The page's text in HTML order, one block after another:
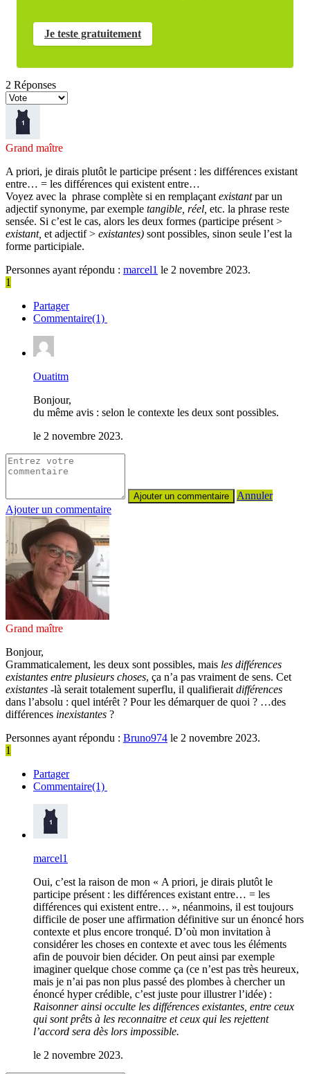
Je teste gratuitement
2 Réponses
Grand maître
A priori, je dirais plutôt le participe présent : les différences existant
entre… = les différences qui existent entre…
Voyez avec la phrase complète si en remplaçant existantpar un
adjectif synonyme, par exemple tangible, réel, etc. la phrase reste
sensée. Si c’est le cas, alors les deux formes (participe présent >
existant, et adjectif > existantes) sont possibles, sinon seule l’est la
forme participiale.
Personnes ayant répondu : marcel1 le 2 novembre 2023.
1
Partager
Commentaire(1)
Ouatitm
Bonjour,
du même avis : selon le contexte les deux sont possibles.
le 2 novembre 2023.
Annuler
Ajouter un commentaire
Grand maître
Bonjour,
Grammaticalement, les deux sont possibles, mais les différences
existantes entre plusieurs choses, ça n’a pas vraiment de sens. Cet
existantes -là serait totalement superflu, il qualifierait différences
dans l’absolu : quel intérêt ? Pour les démarquer de quoi ? …des
différences inexistantes ?
Personnes ayant répondu : Bruno974 le 2 novembre 2023.
1
Partager
Commentaire(1)
marcel1
Oui, c’est la raison de mon « A priori, je dirais plutôt le
participe présent : les différences existant entre… = les
différences qui existent entre… », néanmoins, il est toujours
difficile de poser une affirmation définitive sur un énoncé hors
contexte et plus encore tronqué. D’où mon invitation à
considérer les choses en contexte et avec tous les éléments
afin de pouvoir bien décider. On peut ainsi par exemple
imaginer quelque chose comme ça (ce n’est pas très heureux,
mais je n’ai pas non plus passé des plombes à chercher un
énoncé hyper crédible, c’est juste pour illustrer l’idée) :
Raisonner ainsi occulte les différences existantes, entre ceux
qui sont prêts à les reconnaitre et ceux qui les rejettent
l’accord sera dès lors impossible.
le 2 novembre 2023.